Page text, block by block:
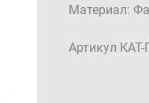
Материал:
Артикул